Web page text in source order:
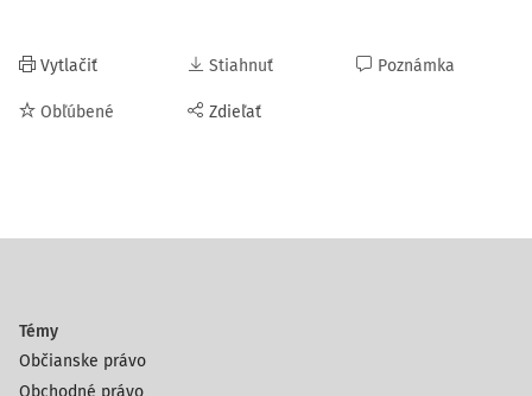
Vytlačiť
Obľúbené
Stiahnuť
Zdieľať
Poznámka
Témy
Občianske právo
Obchodné právo